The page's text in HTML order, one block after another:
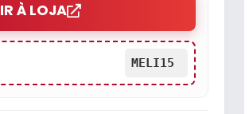
IR À LOJA
MELI15